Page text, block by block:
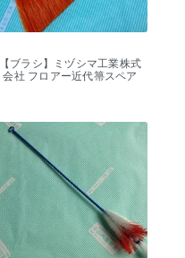
【ブラシ】ミヅシマ工業株式
会社 フロアー近代箒スペア